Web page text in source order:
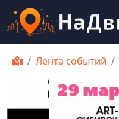
Лента событий